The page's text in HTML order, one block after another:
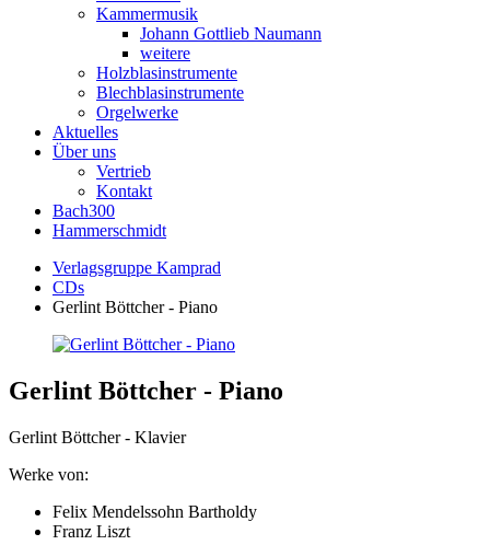
Kammermusik
Johann Gottlieb Naumann
weitere
Holzblasinstrumente
Blechblasinstrumente
Orgelwerke
Aktuelles
Über uns
Vertrieb
Kontakt
Bach300
Hammerschmidt
Verlagsgruppe Kamprad
CDs
Gerlint Böttcher - Piano
Gerlint Böttcher - Piano
Gerlint Böttcher - Klavier
Werke von:
Felix Mendelssohn Bartholdy
Franz Liszt